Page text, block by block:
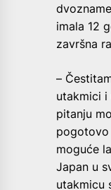
imala 12
završna
–
utakmici
pitanju
pogotovo
moguće
Japan u
utakmicu